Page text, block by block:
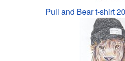
Pull and Bear t-shirt